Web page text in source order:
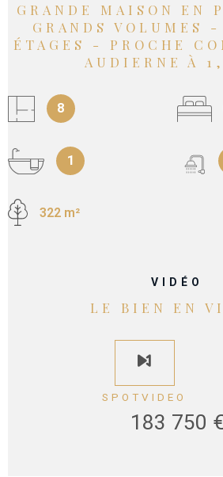
GRANDE MAISON EN
GRANDS VOLUMES
ÉTAGES - PROCHE
AUDIERNE À
8
1
322 m²
VIDÉO
LE BIEN EN
SPOTVIDEO
183 750 €